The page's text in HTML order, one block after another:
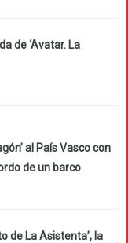
de ‘Avatar. La
al País Vasco con
de un barco
de La Asistenta’, la